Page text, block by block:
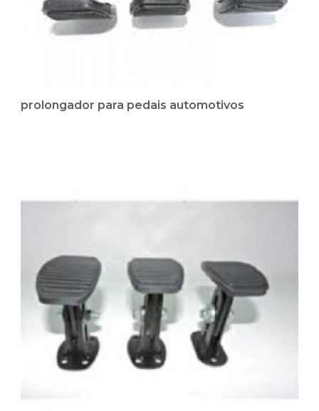
prolongador para pedais automotivos